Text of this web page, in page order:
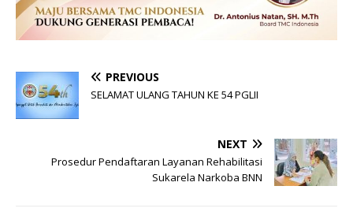
PREVIOUS
SELAMAT ULANG TAHUN KE 54 PGLII
NEXT
Prosedur Pendaftaran Layanan Rehabilitasi
Sukarela Narkoba BNN